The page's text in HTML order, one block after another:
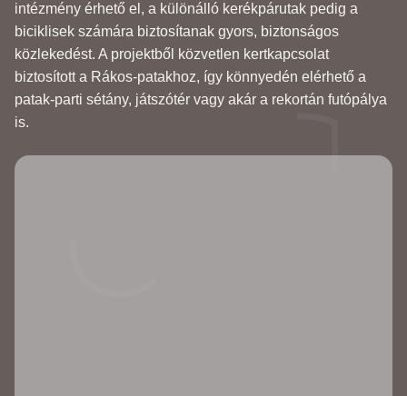
intézmény érhető el, a különálló kerékpárutak pedig a
biciklisek számára biztosítanak gyors, biztonságos
közlekedést. A projektből közvetlen kertkapcsolat
biztosított a Rákos-patakhoz, így könnyedén elérhető a
patak-parti sétány, játszótér vagy akár a rekortán futópálya
is.